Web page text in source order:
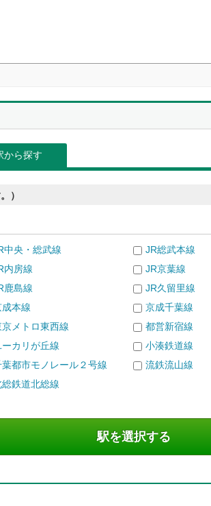
から探す
）
中央・総武線 JR総武本線
内房線 JR京葉線
鹿島線 JR久留里線
成本線 京成千葉線
京メトロ東西線 都営新宿線
ーカリが丘線 小湊鉄道線
葉都市モノレール２号線 流鉄流山線
総鉄道北総線